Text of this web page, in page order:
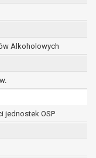
Alkoholowych
jednostek OSP
jest niezgodne
dane
usunięciu
ich
ale osoba,
ich do
dochodzenia